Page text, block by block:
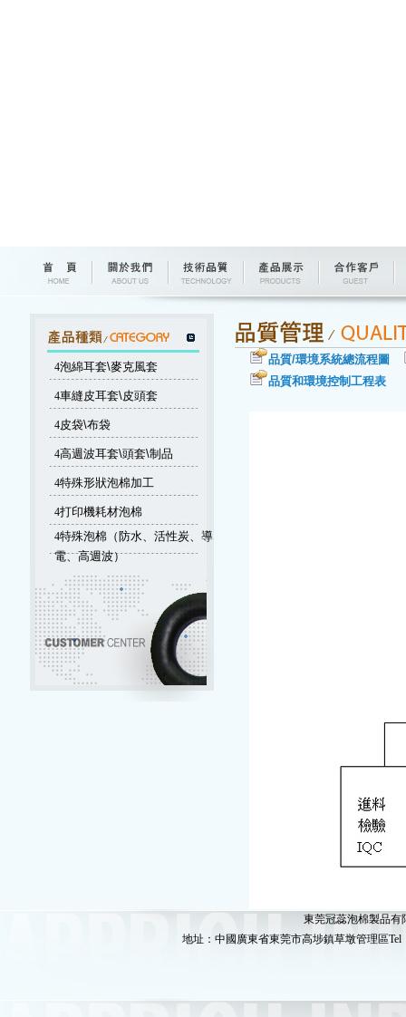
4泡綿耳套\麥克風套
4車縫皮耳套\皮頭套
4皮袋\布袋
4高週波耳套\頭套\制品
4特殊形狀泡棉加工
4打印機耗材泡棉
4特殊泡棉（防水、活性炭、導
電、高週波）
品質/環境系統總流程圖
品質和環境控制工程表
東莞冠蕊泡棉製品有
地址：中國廣東省東莞市高埗鎮草墩管理區Tel